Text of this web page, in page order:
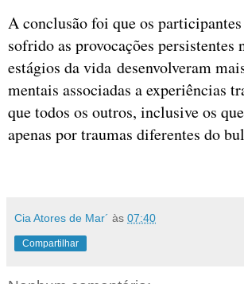
A conclusão foi que os
sofrido as provocações persistentes
estágios da vida desenvolveram
mentais associadas a experiências
que todos os outros, inclusive os
apenas por traumas diferentes do
Cia Atores de Mar´ às 07:40
Compartilhar